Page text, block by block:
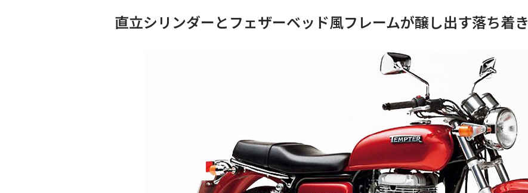
直立シリンダーとフェザーベッド風フレームが醸し出す落ち着き